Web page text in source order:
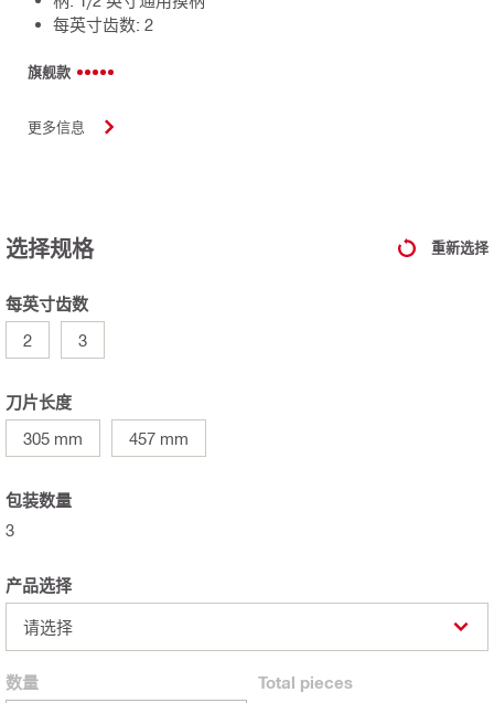
每英寸齿数: 2
旗舰款
更多信息
选择规格 重新选择
每英寸齿数
2
3
刀片长度
305 mm
457 mm
包装数量
3
产品选择
请选择
数量 Total pieces